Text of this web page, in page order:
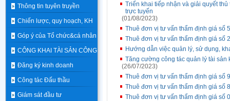
Thông tin tuyên truyền
Chiến lược, quy hoạch, KH
Góp ý của Tổ chức&cá nhân
CÔNG KHAI TÀI SẢN CÔNG
Đăng ký kinh doanh
Công tác Đấu thầu
Giám sát đầu tư
Triển khai tiếp nhận và giải quyết
trực tuyến
(01/08/2023)
Thuê đơn vị tư vấn thẩm định giá số
Thuê đơn vị tư vấn thẩm định giá số
Hướng dẫn việc quản lý, sử dụng,
Tăng cường công tác quản lý tài
(26/07/2023)
Thuê đơn vị tư vấn thẩm định giá số
Thuê đơn vị tư vấn thẩm định giá số
Thuê đơn vị tư vấn thẩm định giá số